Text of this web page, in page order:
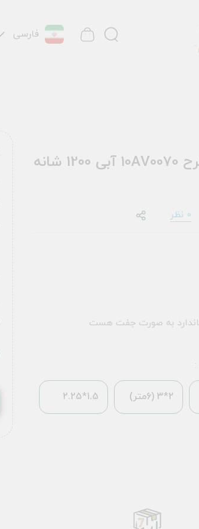
فارسی
فرش ماشینی آوانته طرح 10AV0070 آبی 1200 شانه
0 نظر
به صورت جفت هست
2*3 (6متر) 1.5*2.25